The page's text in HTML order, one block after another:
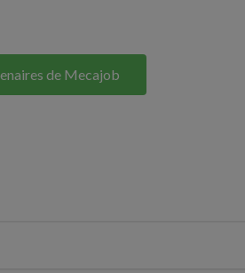
de Mecajob